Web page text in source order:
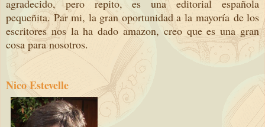
agradecido, pero repito, es una editorial española
pequeñita. Par mi, la gran oportunidad a la mayoría de los
escritores nos la ha dado amazon, creo que es una gran
cosa para nosotros.
Nico Estevelle